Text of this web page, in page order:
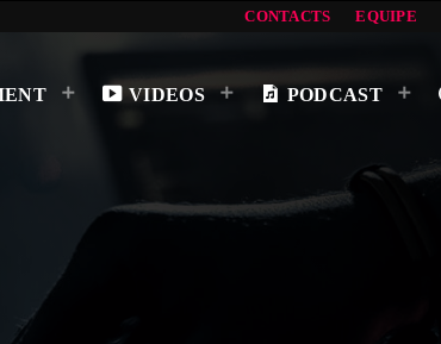
CONTACTS EQUIPE
VIDEOS PODCAST